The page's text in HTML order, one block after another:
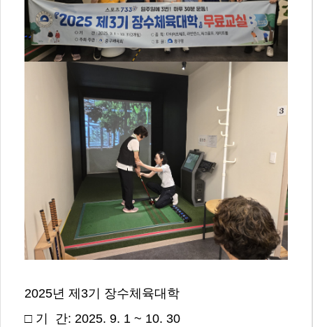
2025년 제3기 장수체육대학
□ 기 간: 2025. 9. 1 ~ 10. 30